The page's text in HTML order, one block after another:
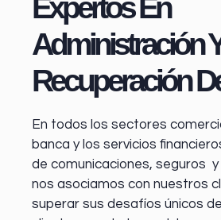
Expertos En
Administración
Recuperación
En todos los sectores
banca y los servicios
de comunicaciones, seguros
nos asociamos con nuestros
superar sus desafíos únicos